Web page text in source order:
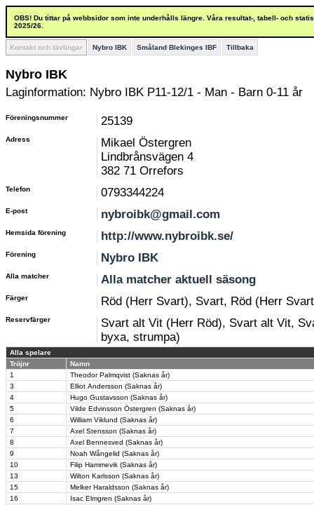
OBS! Du tittar på webbsidor som inte underhålls längre. Våra resultat-, tabell- och
2025/26.
Kontakt och tävlingar Nybro IBK Småland Blekinges IBF Tillbaka
Nybro IBK
Laginformation: Nybro IBK P11-12/1 - Man - Barn 0-11 år
Föreningsnummer 25139
Adress
Mikael Östergren
Lindbrånsvägen 4
382 71 Orrefors
Telefon 0793344224
E-post nybroibk@gmail.com
Hemsida förening http://www.nybroibk.se/
Förening Nybro IBK
Alla matcher Alla matcher aktuell säsong
Färger Röd (Herr Svart), Svart, Röd (Herr
Reservfärger
Svart alt Vit (Herr Röd), Svart alt Vit,
byxa, strumpa)
Alla spelare
Tröjnr
Namn
1
Theodor Palmqvist (Saknas år)
3
Elliot Andersson (Saknas år)
4
Hugo Gustavsson (Saknas år)
5
Vilde Edvinsson Östergren (Saknas år)
6
William Viklund (Saknas år)
7
Axel Stensson (Saknas år)
8
Axel Bennesved (Saknas år)
9
Noah Wångelid (Saknas år)
10
Filip Hammevik (Saknas år)
13
Wilton Karlsson (Saknas år)
15
Melker Haraldsson (Saknas år)
16
Isac Elmgren (Saknas år)